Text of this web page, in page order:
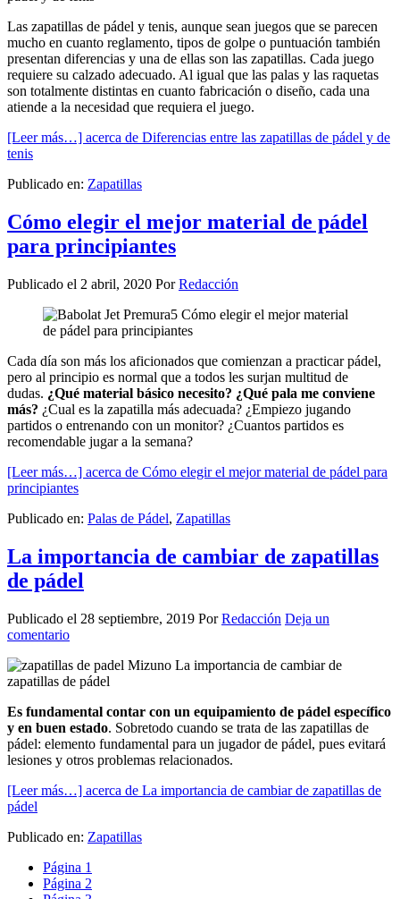
Las zapatillas de pádel y tenis, aunque sean juegos que se parecen
mucho en cuanto reglamento, tipos de golpe o puntuación también
presentan diferencias y una de ellas son las zapatillas. Cada juego
requiere su calzado adecuado. Al igual que las palas y las raquetas
son totalmente distintas en cuanto fabricación o diseño, cada una
atiende a la necesidad que requiera el juego.
[Leer más…] acerca de Diferencias entre las zapatillas de pádel y de
tenis
Publicado en: Zapatillas
Cómo elegir el mejor material de pádel
para principiantes
Publicado el 2 abril, 2020 PorRedacción
Cada día son más los aficionados que comienzan a practicar pádel,
pero al principio es normal que a todos les surjan multitud de
dudas. ¿Qué material básico necesito? ¿Qué pala me conviene
más? ¿Cual es la zapatilla más adecuada? ¿Empiezo jugando
partidos o entrenando con un monitor? ¿Cuantos partidos es
recomendable jugar a la semana?
[Leer más…] acerca de Cómo elegir el mejor material de pádel para
principiantes
Publicado en: Palas de Pádel, Zapatillas
La importancia de cambiar de zapatillas
de pádel
Publicado el 28 septiembre, 2019 PorRedacción Deja un
comentario
Es fundamental contar con un equipamiento de pádel específico
y en buen estado. Sobretodo cuando se trata de las zapatillas de
pádel: elemento fundamental para un jugador de pádel, pues evitará
lesiones y otros problemas relacionados.
[Leer más…] acerca de La importancia de cambiar de zapatillas de
pádel
Publicado en: Zapatillas
Página 1
Página 2